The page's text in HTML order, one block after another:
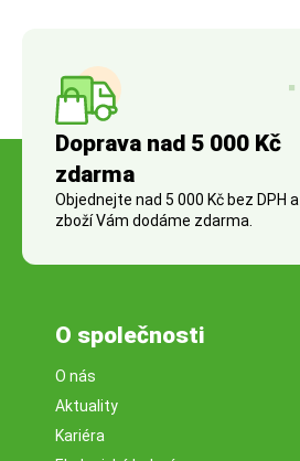
Doprava nad 5 000 Kč
zdarma
Objednejte nad 5 000 Kč bez DPH a
zboží Vám dodáme zdarma.
O společnosti
O nás
Aktuality
Kariéra